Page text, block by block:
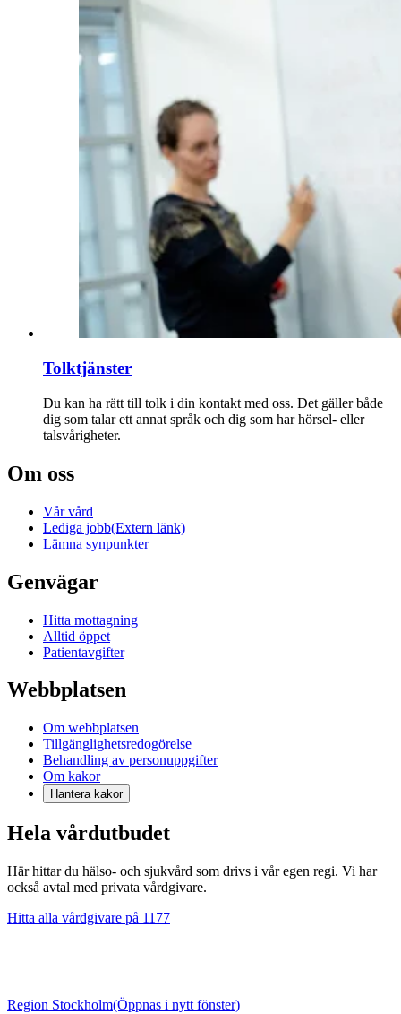
Tolktjänster
Du kan ha rätt till tolk i din kontakt med oss. Det gäller både
dig som talar ett annat språk och dig som har hörsel- eller
talsvårigheter.
Om oss
Vår vård
Lediga jobb(Extern länk)
Lämna synpunkter
Genvägar
Hitta mottagning
Alltid öppet
Patientavgifter
Webbplatsen
Om webbplatsen
Tillgänglighetsredogörelse
Behandling av personuppgifter
Om kakor
Hantera kakor
Hela vårdutbudet
Här hittar du hälso- och sjukvård som drivs i vår egen regi. Vi har
också avtal med privata vårdgivare.
Hitta alla vårdgivare på 1177
Region Stockholm(Öppnas i nytt fönster)